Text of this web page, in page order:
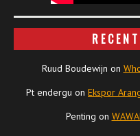
Ruud Boudewijn on
Pt endergu on Ekspor
Penting on